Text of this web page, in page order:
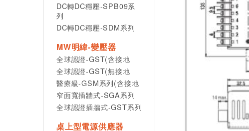
DC轉DC穩壓-SPB09系
列
DC轉DC穩壓-SDM系列
MW明緯-變壓器
全球認證-GST(含接地
全球認證-GST(無接地
醫療級-GSM系列(含接地
窄面寬插牆式-SGA系列
全球認證插牆式-GST系列
桌上型電源供應器